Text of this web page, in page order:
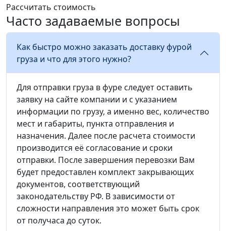
Рассчитать стоимость
Часто задаваемые вопросы
Как быстро можно заказать доставку фурой
груза и что для этого нужно?
Для отправки груза в фуре следует оставить
заявку на сайте компании и с указанием
информации по грузу, а именно вес, количество
мест и габариты, пункта отправления и
назначения. Далее после расчета стоимости
производится её согласование и сроки
отправки. После завершения перевозки Вам
будет предоставлен комплект закрывающих
документов, соответствующий
законодательству РФ. В зависимости от
сложности направления это может быть срок
от получаса до суток.